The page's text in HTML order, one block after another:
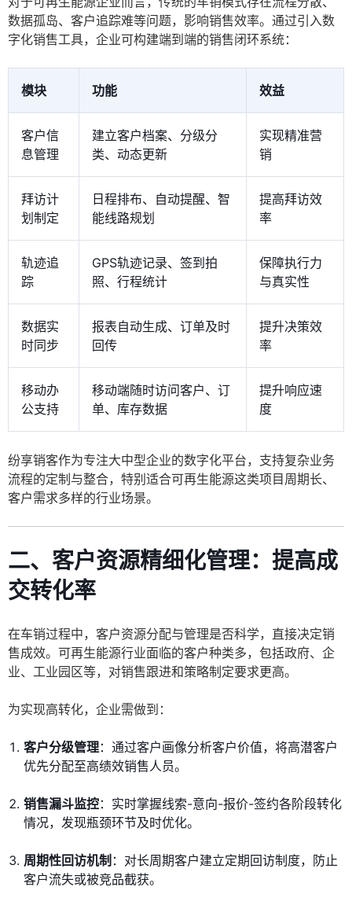
数据孤岛、客户追踪难等问题，影响销售效率。通过引入数
字化销售工具，企业可构建端到端的销售闭环系统：
模块 功能 效益
客户信
息管理
建立客户档案、分级分
类、动态更新
实现精准营
销
拜访计
划制定
日程排布、自动提醒、智
能线路规划
提高拜访效
率
轨迹追
踪
GPS轨迹记录、签到拍
照、行程统计
保障执行力
与真实性
数据实
时同步
报表自动生成、订单及时
回传
提升决策效
率
移动办
公支持
移动端随时访问客户、订
单、库存数据
提升响应速
度
纷享销客作为专注大中型企业的数字化平台，支持复杂业务
流程的定制与整合，特别适合可再生能源这类项目周期长、
客户需求多样的行业场景。
二、客户资源精细化管理：提高成
交转化率
在车销过程中，客户资源分配与管理是否科学，直接决定销
售成效。可再生能源行业面临的客户种类多，包括政府、企
业、工业园区等，对销售跟进和策略制定要求更高。
为实现高转化，企业需做到：
客户分级管理：通过客户画像分析客户价值，将高潜客户
优先分配至高绩效销售人员。
销售漏斗监控：实时掌握线索-意向-报价-签约各阶段转化
情况，发现瓶颈环节及时优化。
周期性回访机制 ：对长周期客户建立定期回访制度，防止
客户流失或被竞品截获。